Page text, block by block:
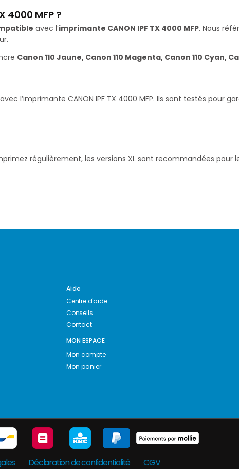
4000 MFP ?
avec l’imprimante CANON IPF TX 4000 MFP. Nous
Canon 110 Jaune, Canon 110 Magenta, Canon 110 Cyan,
avec l’imprimante CANON IPF TX 4000 MFP. Ils sont testés pour
régulièrement, les versions XL sont recommandées
Aide
Centre d'aide
Conseils
Contact
MON ESPACE
Mon compte
Mon panier
Déclaration de confidentialité CGV